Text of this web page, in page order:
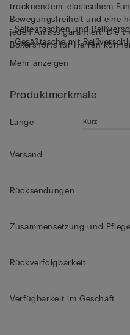
trocknendem, elastischem
Bewegungsfreiheit und eine
jeden Anlass garantiert. Die
Boxershorts für Herren
sondern auch als
getragen werden.
• Seitentaschen und
• Gesäßtasche mit
• Mittlere Länge
• Das Model ist 185 cm groß
Mehr anzeigen
Produktmerkmale
Länge Kurz
Versand
Rücksendungen
Zusammensetzung und
Rückverfolgbarkeit
Verfügbarkeit im Geschäft